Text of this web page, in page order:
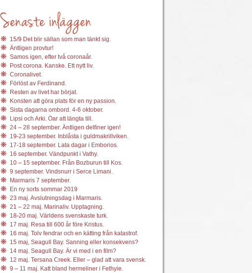
15/9 Det blir sällan som man tänkt sig.
Äntligen provtur!
Samos igen, efter två coronaår.
Post corona. Kanske. Ett nytt liv.
Coronalivet.
Förlöst av Ferdinand.
Resten av livet har börjat.
Konsten att göra plats för en ny passion.
Sista dagarna ombord. 4-6 oktober.
Lipsi och Arki. Öar att längta till.
24 – 28 september. Äntligen delfiner igen!
19-23 september. Inblåsta i guldmakrillviken.
17-18 september. Lata dagar i Emborios.
16 september. Vändpunkt i Vathy.
10 – 15 september. Från Bozburun till Kos.
9 september. Vindsnurr i Serce Limani.
Marmaris 7 september.
En ny sorts sommar 2019
23 maj. Avslutningsdag i Marmaris.
21 – 22 maj. Marinaliv. Upptagning.
18-20 maj. Världens svenskaste turk.
17 maj. Resa till 600 år före Kristus.
16 maj. Tolv fendrar och en kätting från katastrof.
15 maj, Seagull Bay. Sanning eller konsekvens?
14 maj. Seagull Bay. Är vi med i en film?
12 maj. Tersana Creek. Eller – glad att vara svensk.
9 – 11 maj. Katt bland hermeliner i Fethyie.